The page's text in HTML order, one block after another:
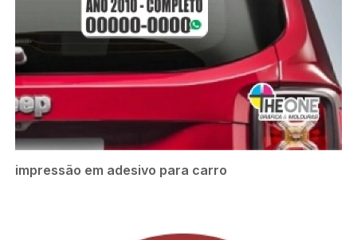
impressão em adesivo para carro